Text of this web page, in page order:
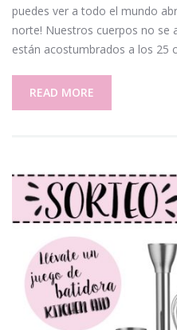
puedes ver a todo el mundo
norte! Nuestros cuerpos no
están acostumbrados a los 25
READ MORE